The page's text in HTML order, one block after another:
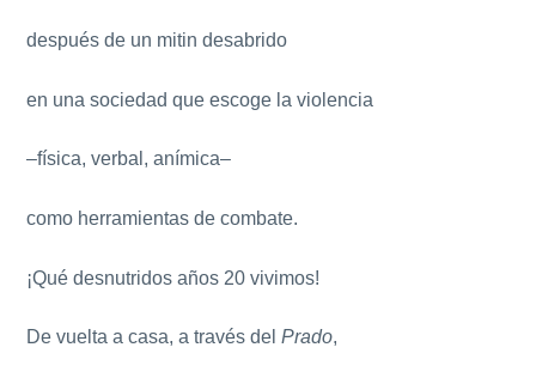
después de un mitin desabrido
en una sociedad que escoge la violencia
–física, verbal, anímica–
como herramientas de combate.
¡Qué desnutridos años 20 vivimos!
De vuelta a casa, a través delPrado,